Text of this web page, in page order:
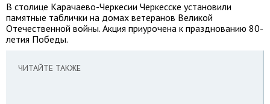
В столице Карачаево-Черкесии Черкесске установили
памятные таблички на домах ветеранов Великой
Отечественной войны. Акция приурочена к празднованию 80-
летия Победы.
ЧИТАЙТЕ ТАКЖЕ